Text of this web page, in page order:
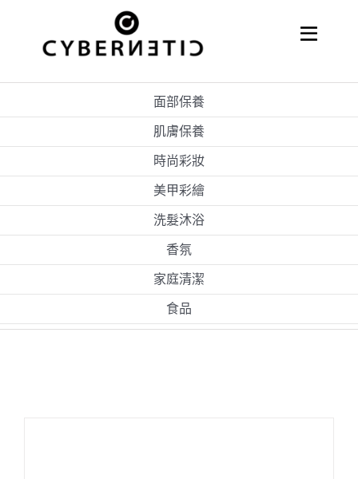
Toggle
面部保養
肌膚保養
時尚彩妝
美甲彩繪
洗髮沐浴
香氛
家庭清潔
食品